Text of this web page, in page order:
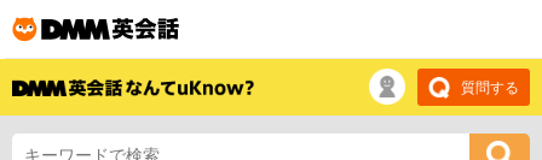
質問する